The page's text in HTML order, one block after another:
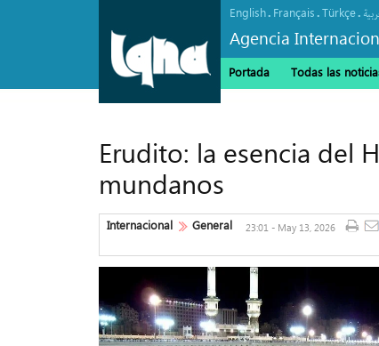
English. Français.Türkçe.
Agencia
Portada Todas las
Erudito: la esencia del
mundanos
Internacional General
23:01 - May 13, 2026